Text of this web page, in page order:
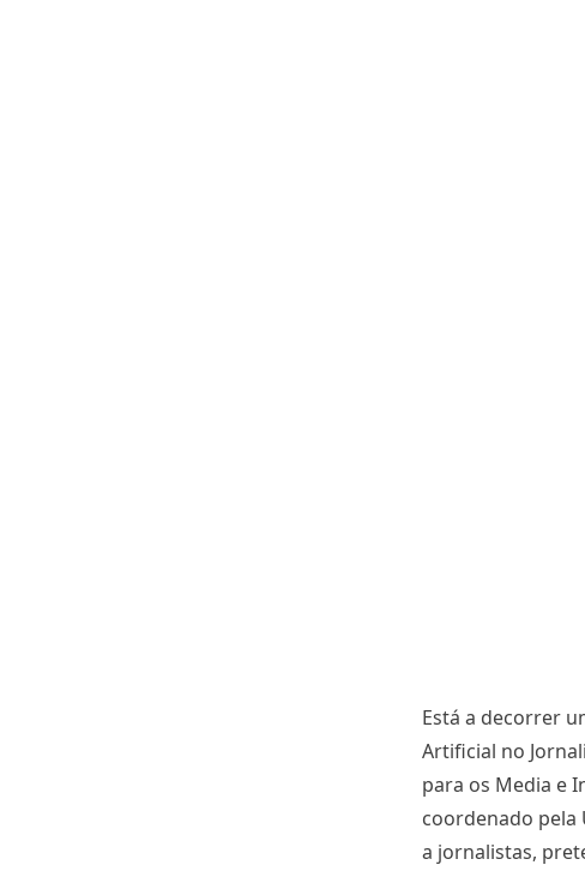
Está a decorrer
Artificial no
para os Media e
coordenado pela
a jornalistas,